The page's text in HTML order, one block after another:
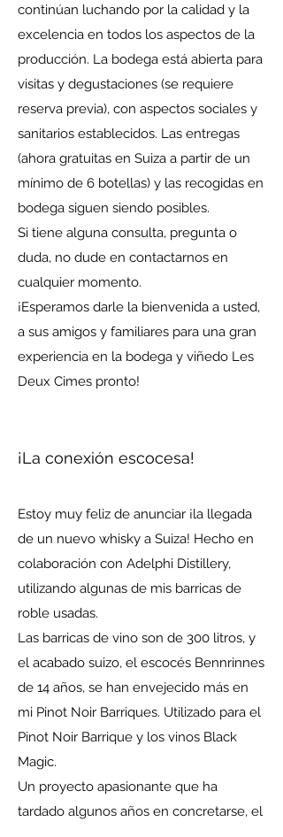
continúan luchando por la calidad y la
excelencia en todos los aspectos de la
producción. La bodega está abierta para
visitas y degustaciones (se requiere
reserva previa), con aspectos sociales y
sanitarios establecidos. Las entregas
(ahora gratuitas en Suiza a partir de un
mínimo de 6 botellas) y las recogidas en
bodega siguen siendo posibles.
Si tiene alguna consulta, pregunta o
duda, no dude en contactarnos en
cualquier momento.
¡Esperamos darle la bienvenida a usted,
a sus amigos y familiares para una gran
experiencia en la bodega y viñedo Les
Deux Cimes pronto!
¡La conexión escocesa!
Estoy muy feliz de anunciar ¡la llegada
de un nuevo whisky a Suiza! Hecho en
colaboración con Adelphi Distillery,
utilizando algunas de mis barricas de
roble usadas.
Las barricas de vino son de 300 litros, y
el acabado suizo, el escocés Bennrinnes
de 14 años, se han envejecido más en
mi Pinot Noir Barriques. Utilizado para el
Pinot Noir Barrique y los vinos Black
Magic.
Un proyecto apasionante que ha
tardado algunos años en concretarse, el